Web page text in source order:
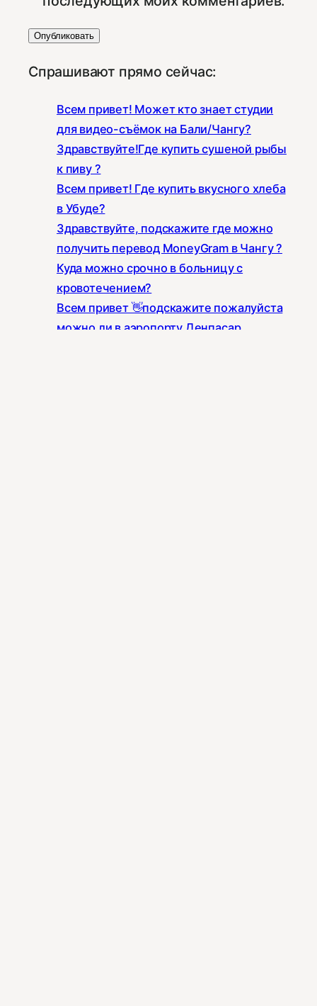
Спрашивают прямо сейчас:
Всем привет! Может кто знает студии
для видео-съёмок на Бали/Чангу?
Здравствуйте!Где купить сушеной рыбы
к пиву ?
Всем привет! Где купить вкусного хлеба
в Убуде?
Здравствуйте, подскажите где можно
получить перевод MoneyGram в Чангу ?
Куда можно срочно в больницу с
кровотечением?
Всем привет 👋подскажите пожалуйста
можно ли в аэропорту Денпасар